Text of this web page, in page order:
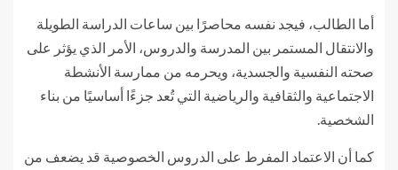
أما الطالب، فيجد نفسه محاصرًا بين ساعات الدراسة الطويلة
والانتقال المستمر بين المدرسة والدروس، الأمر الذي يؤثر على
صحته النفسية والجسدية، ويحرمه من ممارسة الأنشطة
الاجتماعية والثقافية والرياضية التي تُعد جزءًا أساسيًا من بناء
الشخصية.
كما أن الاعتماد المفرط على الدروس الخصوصية قد يضعف من